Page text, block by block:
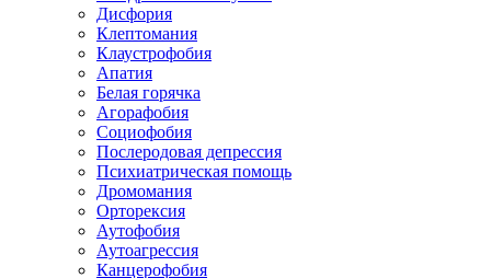
Дисфория
Клептомания
Клаустрофобия
Апатия
Белая горячка
Агорафобия
Социофобия
Послеродовая депрессия
Психиатрическая помощь
Дромомания
Орторексия
Аутофобия
Аутоагрессия
Канцерофобия